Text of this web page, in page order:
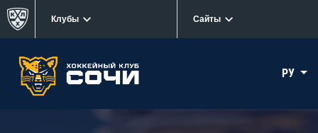
Клубы Сайты
РУ